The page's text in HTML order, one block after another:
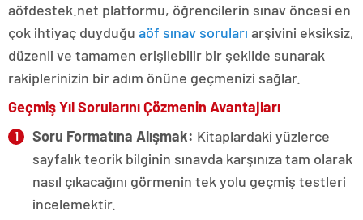
aöfdestek.net platformu, öğrencilerin sınav öncesi en
çok ihtiyaç duyduğu aöf sınav soruları arşivini eksiksiz,
düzenli ve tamamen erişilebilir bir şekilde sunarak
rakiplerinizin bir adım önüne geçmenizi sağlar.
Geçmiş Yıl Sorularını Çözmenin Avantajları
Soru Formatına Alışmak: Kitaplardaki yüzlerce
sayfalık teorik bilginin sınavda karşınıza tam olarak
nasıl çıkacağını görmenin tek yolu geçmiş testleri
incelemektir.